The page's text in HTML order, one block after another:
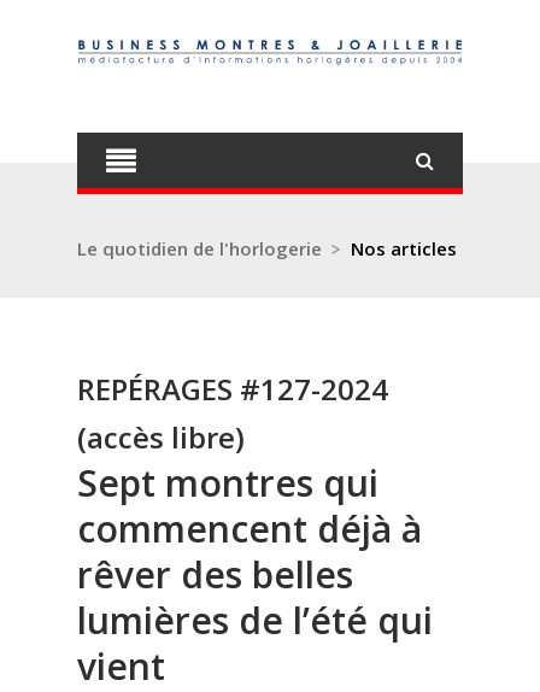
Le quotidien de l'horlogerie > Nos articles
REPÉRAGES #127-2024
(accès libre)
Sept montres qui
commencent déjà à
rêver des belles
lumières de l’été qui
vient